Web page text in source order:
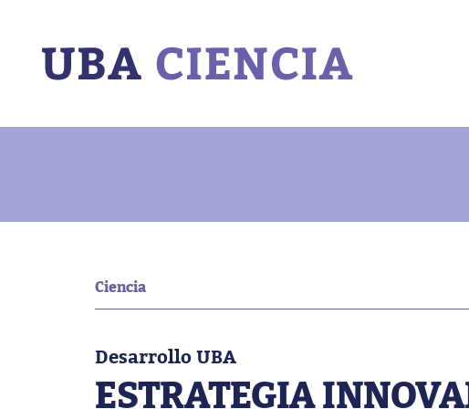
Ciencia
Desarrollo UBA
ESTRATEGIA